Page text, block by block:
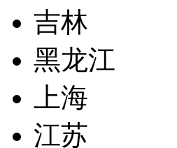
吉林
黑龙江
上海
江苏